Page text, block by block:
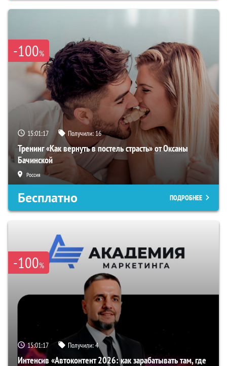
-100%
15:01:16 Получили:16
Тренинг «Как вернуть в постель страсть» от Оксаны
Бачинской
Россия
Бесплатно ПОДРОБНЕЕ
-100%
15:01:16 Получили:4
Интенсив «Автоконтент 2026: как зарабатывать там, где